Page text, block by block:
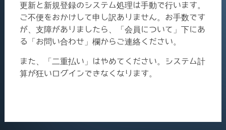
更新と新規登録のシステム処理は手動で行います。
ご不便をおかけして申し訳ありません。お手数です
が、支障がありましたら、「会員について」下にあ
る「お問い合わせ」欄からご連絡ください。
また、「二重払い」はやめてください。システム計
算が狂いログインできなくなります。